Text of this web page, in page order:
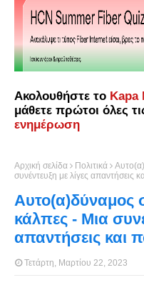
Ακολουθήστε το Kapa
μάθετε πρώτοι όλες
ενημέρωση
Αρχική σελίδα Πολιτικά
συνέντευξη με λίγες απαντήσεις
Αυτο(α)δύναμος
κάλπες - Μια
απαντήσεις και
Τετάρτη, Μαρτίου 22, 2023